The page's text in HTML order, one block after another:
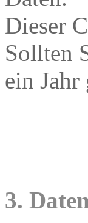
Dieser
Sollten
ein
3.